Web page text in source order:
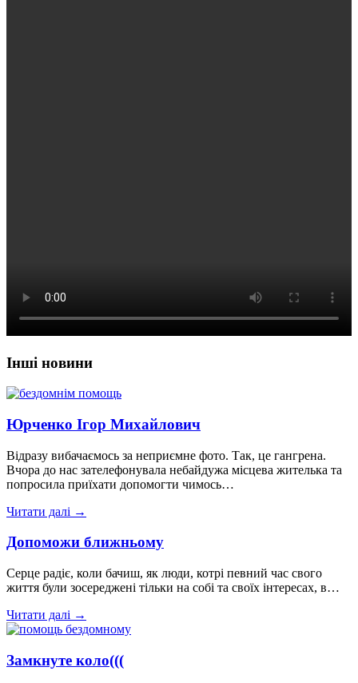
Інші новини
Юрченко Ігор Михайлович
Відразу вибачаємось за неприємне фото. Так, це гангрена.
Вчора до нас зателефонувала небайдужа місцева жителька та
попросила приїхати допомогти чимось…
Читати далі →
Допоможи ближньому
Серце радіє, коли бачиш, як люди, котрі певний час свого
життя були зосереджені тільки на собі та своїх інтересах, в…
Читати далі →
Замкнуте коло(((